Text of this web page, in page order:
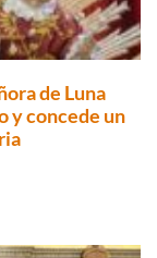
de Luna
y concede un